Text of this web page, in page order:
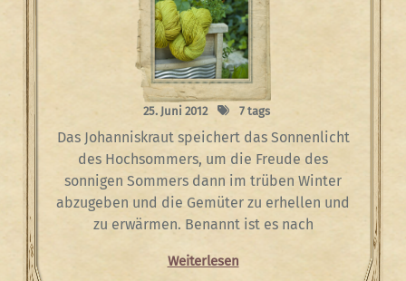
25. Juni 2012 7 tags
Das Johanniskraut speichert das Sonnenlicht
des Hochsommers, um die Freude des
sonnigen Sommers dann im trüben Winter
abzugeben und die Gemüter zu erhellen und
zu erwärmen. Benannt ist es nach
Weiterlesen